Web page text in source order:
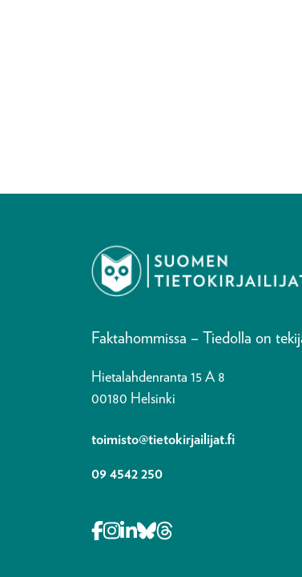
Faktahommissa – Tiedolla on
Hietalahdenranta 15 A 8
00180 Helsinki
toimisto@tietokirjailijat.fi
09 4542 250
Opens in a new tab
Opens in a new tab
Opens in a new tab
Opens in a new tab